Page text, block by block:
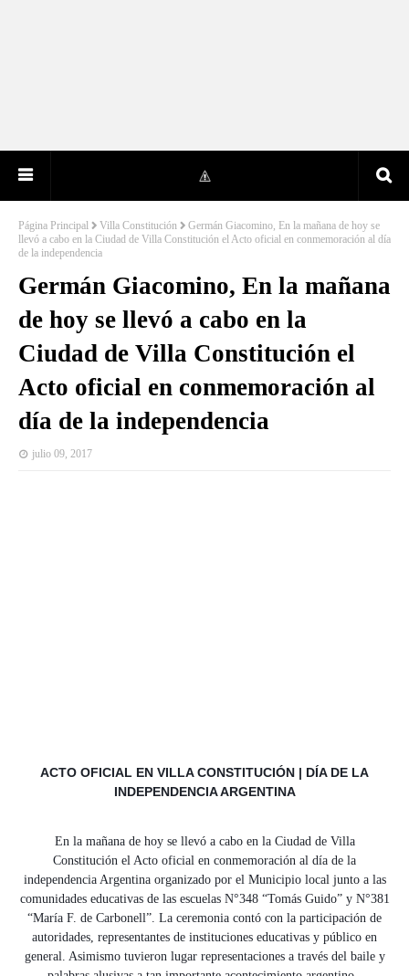
Página Principal Villa Constitución
Germán Giacomino, En la mañana de hoy se
llevó a cabo en la Ciudad de Villa Constitución el Acto oficial en conmemoración al día
de la independencia
Germán Giacomino, En la mañana
de hoy se llevó a cabo en la
Ciudad de Villa Constitución el
Acto oficial en conmemoración al
día de la independencia
julio 09, 2017
ACTO OFICIAL EN VILLA CONSTITUCIÓN | DÍA DE LA
INDEPENDENCIA ARGENTINA
En la mañana de hoyse llevó a cabo en la Ciudad de Villa
Constitución el Acto oficial en conmemoración al día de la
independencia Argentina organizado por el Municipio local junto a las
comunidades educativas de las escuelas N°348 “Tomás Guido” y N°381
“María F. de Carbonell”. La ceremonia contó con la participación de
autoridades, representantes de instituciones educativas y público en
general. Asimismo tuvieron lugar representaciones a través del baile y